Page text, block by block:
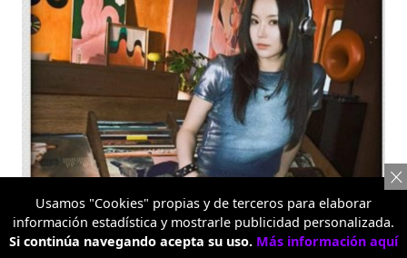
Usamos "Cookies" propias y de terceros para elaborar
información estadística y mostrarle publicidad personalizada.
Si continúa navegando acepta su uso. Más información aquí